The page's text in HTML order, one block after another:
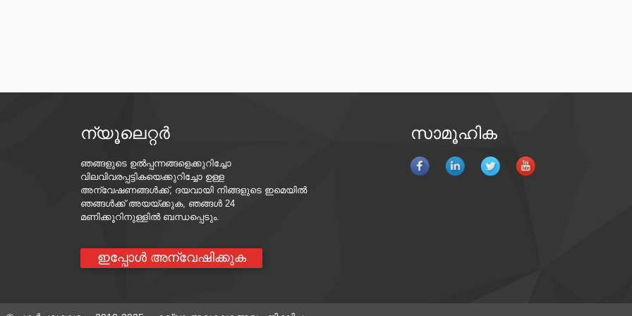
ന്യൂലെറ്റർ
ഞങ്ങളുടെ ഉൽപ്പന്നങ്ങളെക്കുറിച്ചോ
വിലവിവരപ്പട്ടികയെക്കുറിച്ചോ ഉള്ള
അന്വേഷണങ്ങൾക്ക്, ദയവായി നിങ്ങളുടെ ഇമെയിൽ
ഞങ്ങൾക്ക് അയയ്ക്കുക, ഞങ്ങൾ 24
മണിക്കൂറിനുള്ളിൽ ബന്ധപ്പെടും.
ഇപ്പോൾ അന്വേഷിക്കുക
സാമൂഹിക